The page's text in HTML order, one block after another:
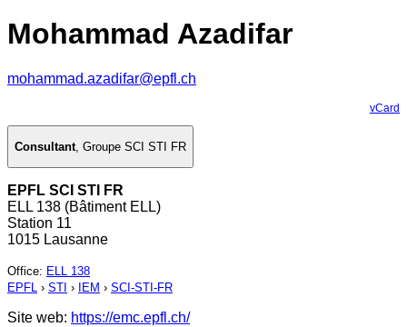
Mohammad Azadifar
mohammad.azadifar@epfl.ch
vCard
Consultant, Groupe SCI STI FR
EPFL SCI STI FR
ELL 138 (Bâtiment ELL)
Station 11
1015 Lausanne
Office: ELL 138
EPFL › STI › IEM › SCI-STI-FR
Site web: https://emc.epfl.ch/